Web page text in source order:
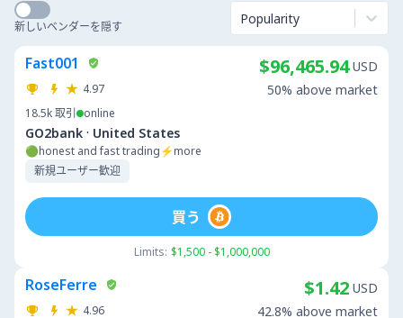
新しいベンダーを隠す Popularity
Fast001
4.97
18.5k取引 online
GO2bank · United States
🟢honest and fast trading⚡more
新規ユーザー歓迎
$96,465.94 USD
50% above market
Limits: $1,500 - $1,000,000
買う
RoseFerre
4.96
$1.42 USD
42.8% above market